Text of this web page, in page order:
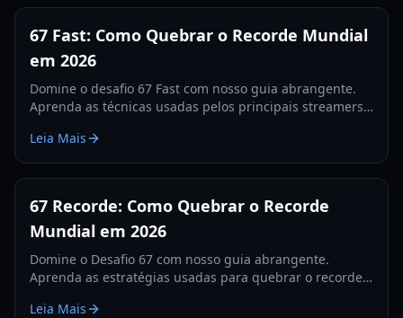
67 Fast: Como Quebrar o Recorde Mundial
em 2026
Domine o desafio 67 Fast com nosso guia abrangente.
Aprenda as técnicas usadas pelos principais streamers
classificação.
Leia Mais
67 Recorde: Como Quebrar o Recorde
Mundial em 2026
Domine o Desafio 67 com nosso guia abrangente.
Aprenda as estratégias usadas para quebrar o recorde
Leia Mais